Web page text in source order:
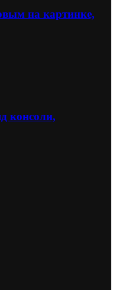
на картинке,
консоли,